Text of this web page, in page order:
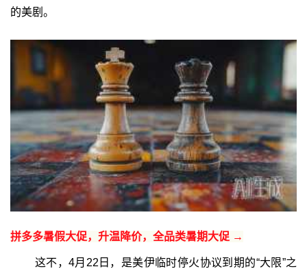
的美剧。
拼多多暑假大促，升温降价，全品类暑期大促 →
这不，4月22日，是美伊临时停火协议到期的“大限”之